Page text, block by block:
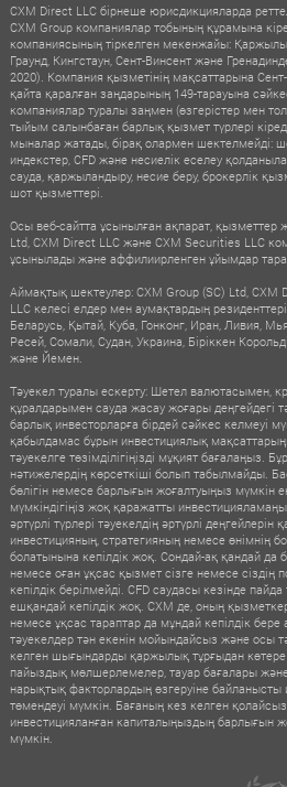
CXM Direct LLC бірнеше юрисдикцияларда
CXM Group компаниялар тобының құрамына
компаниясының тіркелген мекенжайы:
Граунд, Кингстаун, Сент-Винсент және
2020). Компания қызметінің мақсаттарына
қайта қаралған заңдарының 149-тарауына
компаниялар туралы заңмен (өзгерістер мен
тыйым салынбаған барлық қызмет түрлері
мыналар жатады, бірақ олармен шектелмейді:
индекстер, CFD және несиелік еселеу
сауда, қаржыландыру, несие беру, брокерлік
шот қызметтері.
Осы веб-сайтта ұсынылған ақпарат, қызметтер
Ltd, CXM Direct LLC және CXM Securities LLC
ұсынылады және аффилиирленген ұйымдар
Аймақтық шектеулер: CXM Group (SC) Ltd,
LLC келесі елдер мен аумақтардың
Беларусь, Қытай, Куба, Гонконг, Иран, Ливия,
Ресей, Сомали, Судан, Украина, Біріккен
және Йемен.
Тәуекел туралы ескерту: Шетел валютасымен,
құралдарымен сауда жасау жоғары деңгейдегі
барлық инвесторларға бірдей сәйкес келмеуі
қабылдамас бұрын инвестициялық
тәуекелге төзімділігіңізді мұқият бағалаңыз.
нәтижелердің көрсеткіші болып табылмайды.
бөлігін немесе барлығын жоғалтуыңыз мүмкін
мүмкіндігіңіз жоқ қаражатты
әртүрлі түрлері тәуекелдің әртүрлі
инвестицияның, стратегияның немесе өнімнің
болатынына кепілдік жоқ. Сондай-ақ қандай да
немесе оған ұқсас қызмет сізге немесе сіздің
кепілдік берілмейді. CFD саудасы кезінде
ешқандай кепілдік жоқ. CXM де, оның
немесе ұқсас тараптар да мұндай кепілдік
тәуекелдер тән екенін мойындайсыз және осы
келген шығындарды қаржылық тұрғыдан
пайыздық мөлшерлемелер, тауар бағалары
нарықтық факторлардың өзгеруіне
төмендеуі мүмкін. Бағаның кез келген
инвестицияланған капиталыңыздың барлығын
мүмкін.